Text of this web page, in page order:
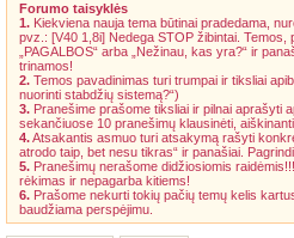
Forumo taisyklės
1. Kiekviena nauja tema būtinai pradedama,
pvz.: [V40 1,8i] Nedega STOP žibintai. Temos,
„PAGALBOS“ arba „Nežinau, kas yra?“ ir
trinamos!
2. Temos pavadinimas turi trumpai ir tiksliai
nuorinti stabdžių sistemą?“)
3. Pranešime prašome tiksliai ir pilnai aprašyti
sekančiuose 10 pranešimų klausinėti,
4.Atsakantis asmuo turi atsakymą rašyti
atrodo taip, bet nesu tikras“ ir panašiai.
5. Pranešimų nerašome didžiosiomis
rėkimas ir nepagarba kitiems!
6. Prašome nekurti tokių pačių temų kelis
baudžiama perspėjimu.